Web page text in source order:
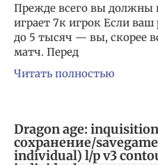
Прежде всего вы должны
играет 7к игрок Если ваш
до 5 тысяч — вы, скорее
матч. Перед
Читать полностью
Dragon age:
сохранение/
individual) l/p v3